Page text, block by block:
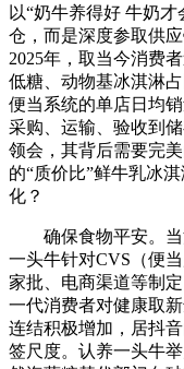
以“奶牛养得好 牛奶
仓，而是深度参取供
2025年，取当今消费
低糖、动物基冰淇淋
便当系统的单店日均
采购、运输、验收到
领会，其背后需要完
的“质价比”鲜牛乳冰
化？
确保食物平安。当
一头牛针对CVS（便
家批、电商渠道等制
一代消费者对健康取
连结积极增加，居抖
签尺度。认养一头牛